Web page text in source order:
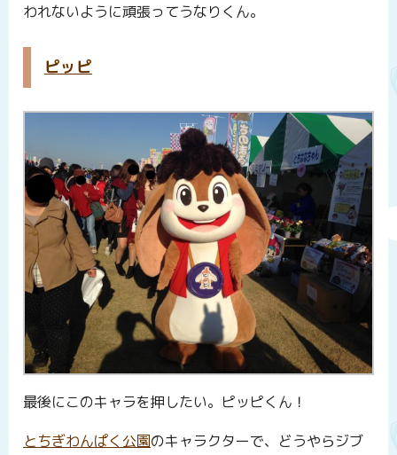
われないように頑張ってうなりくん。
ピッピ
最後にこのキャラを押したい。ピッピくん！
とちぎわんぱく公園のキャラクターで、どうやらジブ